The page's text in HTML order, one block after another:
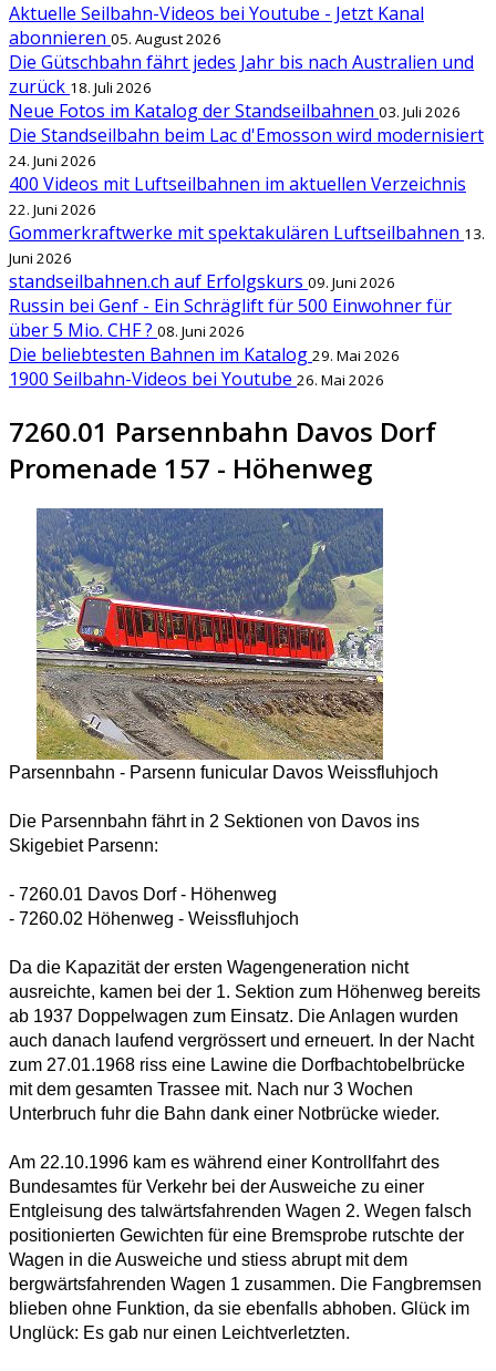
Aktuelle Seilbahn-Videos bei Youtube - Jetzt Kanal
abonnieren 05. August 2026
Die Gütschbahn fährt jedes Jahr bis nach Australien und
zurück 18. Juli 2026
Neue Fotos im Katalog der Standseilbahnen 03. Juli 2026
Die Standseilbahn beim Lac d'Emosson wird modernisiert
24. Juni 2026
400 Videos mit Luftseilbahnen im aktuellen Verzeichnis
22. Juni 2026
Gommerkraftwerke mit spektakulären Luftseilbahnen 13.
Juni 2026
standseilbahnen.ch auf Erfolgskurs 09. Juni 2026
Russin bei Genf - Ein Schräglift für 500 Einwohner für
über 5 Mio. CHF ? 08. Juni 2026
Die beliebtesten Bahnen im Katalog 29. Mai 2026
1900 Seilbahn-Videos bei Youtube 26. Mai 2026
7260.01 Parsennbahn Davos Dorf
Promenade 157 - Höhenweg
Parsennbahn - Parsenn funicular Davos Weissfluhjoch
Die Parsennbahn fährt in 2 Sektionen von Davos ins
Skigebiet Parsenn:
- 7260.01 Davos Dorf - Höhenweg
- 7260.02 Höhenweg - Weissfluhjoch
Da die Kapazität der ersten Wagengeneration nicht
ausreichte, kamen bei der 1. Sektion zum Höhenweg bereits
ab 1937 Doppelwagen zum Einsatz. Die Anlagen wurden
auch danach laufend vergrössert und erneuert. In der Nacht
zum 27.01.1968 riss eine Lawine die Dorfbachtobelbrücke
mit dem gesamten Trassee mit. Nach nur 3 Wochen
Unterbruch fuhr die Bahn dank einer Notbrücke wieder.
Am 22.10.1996 kam es während einer Kontrollfahrt des
Bundesamtes für Verkehr bei der Ausweiche zu einer
Entgleisung des talwärtsfahrenden Wagen 2. Wegen falsch
positionierten Gewichten für eine Bremsprobe rutschte der
Wagen in die Ausweiche und stiess abrupt mit dem
bergwärtsfahrenden Wagen 1 zusammen. Die Fangbremsen
blieben ohne Funktion, da sie ebenfalls abhoben. Glück im
Unglück: Es gab nur einen Leichtverletzten.